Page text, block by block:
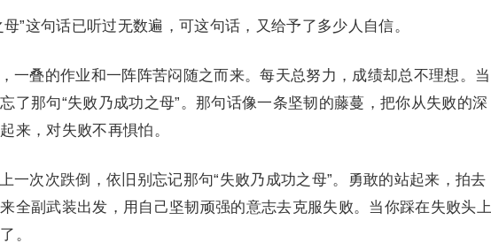
这句话已听过无数遍，可这句话，又给予了多少人自信。
叠的作业和一阵阵苦闷随之而来。每天总努力，成绩却总不理想。当
了那句“失败乃成功之母”。那句话像一条坚韧的藤蔓，把你从失败的深
来，对失败不再惧怕。
次次跌倒，依旧别忘记那句“失败乃成功之母”。勇敢的站起来，拍去
全副武装出发，用自己坚韧顽强的意志去克服失败。当你踩在失败头上
。